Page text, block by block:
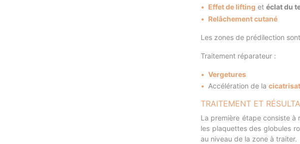
Effet de lifting et éclat du
Relâchement cutané
Les zones de prédilection
Traitement réparateur :
Vergetures
Accélération de la
TRAITEMENT ET
La première étape consiste
les plaquettes des globules
au niveau de la zone à traiter.